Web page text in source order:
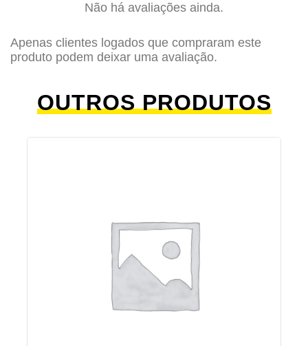
Não há avaliações ainda.
Apenas clientes logados que compraram este
produto podem deixar uma avaliação.
OUTROS PRODUTOS